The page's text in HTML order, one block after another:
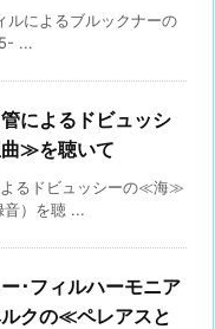
ルによるブルックナーの
...
によるドビュッシ
≫を聴いて
るドビュッシーの≪海≫
）を聴 ...
･フィルハーモニア
クの≪ペレアスと